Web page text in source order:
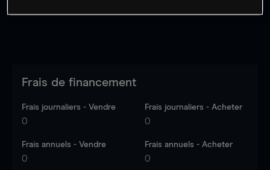
Frais de financement
Frais journaliers - Vendre
0
Frais journaliers - Acheter
0
Frais annuels - Vendre
0
Frais annuels - Acheter
0